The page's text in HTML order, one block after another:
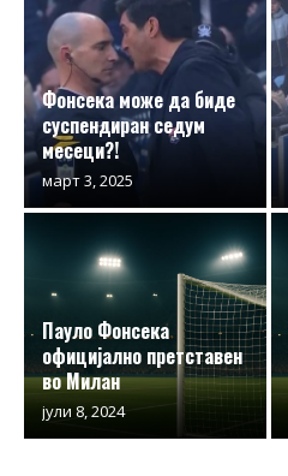
Фонсека може да биде
суспендиран седум
месеци?!
март 3, 2025
Пауло Фонсека
официјално претставен
во Милан
јули 8, 2024